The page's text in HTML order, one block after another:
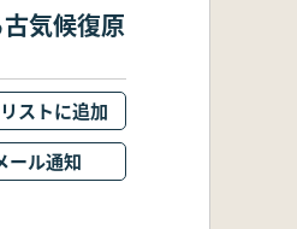
気候復原
ストに追加
ール通知